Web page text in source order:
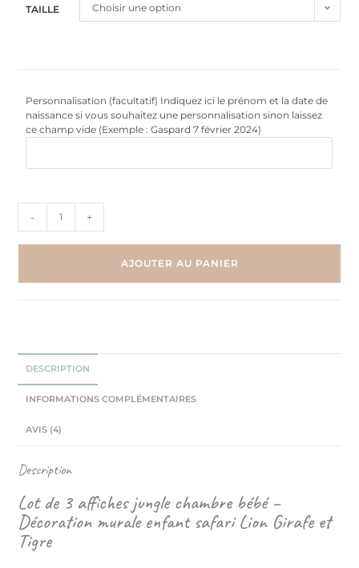
TAILLE Choisir une option
Personnalisation (facultatif) Indiquez ici le prénom et la date de
naissance si vous souhaitez une personnalisation sinon laissez
ce champ vide (Exemple : Gaspard 7 février 2024)
- +
AJOUTER AU PANIER
DESCRIPTION
INFORMATIONS COMPLÉMENTAIRES
AVIS (4)
Description
Lot de 3 affiches jungle chambre bébé –
Décoration murale enfant safari Lion Girafe et
Tigre